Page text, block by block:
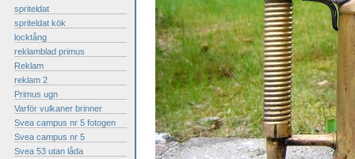
spriteldat
spriteldat kök
locktång
reklamblad primus
Reklam
reklam 2
Primus ugn
Varför vulkaner brinner
Svea campus nr 5 fotogen
Svea campus nr 5
Svea 53 utan låda